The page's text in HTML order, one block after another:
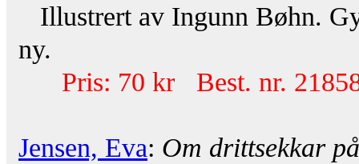
Illustrert av Ingunn Bøhn.
ny.
Pris: 70 kr Best. nr.
Jensen, Eva: Om drittsekkar